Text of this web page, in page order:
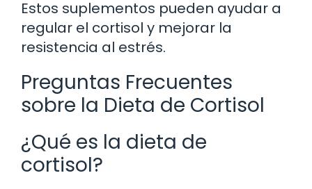
Estos suplementos pueden ayudar a
regular el cortisol y mejorar la
resistencia al estrés.
Preguntas Frecuentes
sobre la Dieta de Cortisol
¿Qué es la dieta de
cortisol?